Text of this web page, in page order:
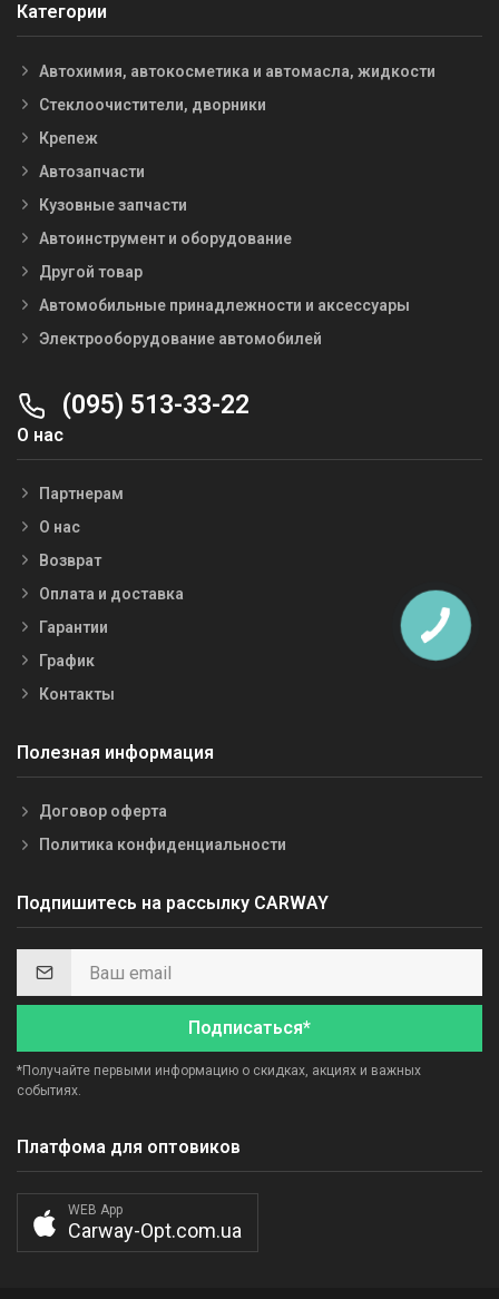
Категории
Автохимия, автокосметика и автомасла, жидкости
Стеклоочистители, дворники
Крепеж
Автозапчасти
Кузовные запчасти
Автоинструмент и оборудование
Другой товар
Автомобильные принадлежности и аксессуары
Электрооборудование автомобилей
(095) 513-33-22
О нас
Партнерам
О нас
Возврат
Оплата и доставка
Гарантии
График
Контакты
Полезная информация
Договор оферта
Политика конфиденциальности
Подпишитесь на рассылку CARWAY
Подписаться*
*Получайте первыми информацию о скидках, акциях и важных
событиях.
Платфома для оптовиков
WEB App
Carway-Opt.com.ua